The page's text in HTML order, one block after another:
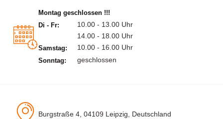
Montag geschlossen !!!
Di - Fr:
10.00 - 13.00 Uhr
14.00 - 18.00 Uhr
Samstag: 10.00 - 16.00 Uhr
Sonntag: geschlossen
Burgstraße 4, 04109 Leipzig, Deutschland